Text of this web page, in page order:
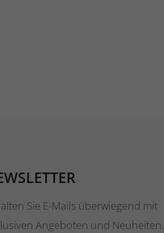
Sie E-Mails überwiegend mit
Angeboten und Neuheiten.